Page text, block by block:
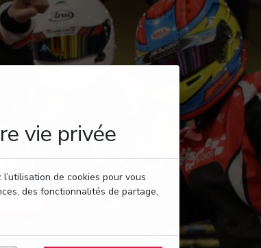
vie privée
de cookies pour vous
des fonctionnalités de partage,